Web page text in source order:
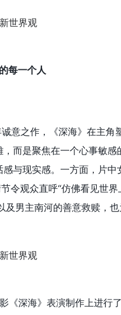
每一个人
意之作，《深海》在主角
而是聚焦在一个心事敏
与现实感。一方面，片
令观众直呼“仿佛看见世
男主南河的善意救赎，
《深海》表演制作上进行